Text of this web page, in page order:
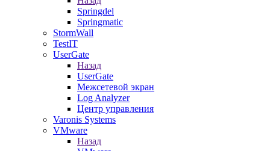
Springdel
Springmatic
StormWall
TestIT
UserGate
Назад
UserGate
Межсетевой экран
Log Analyzer
Центр управления
Varonis Systems
VMware
Назад